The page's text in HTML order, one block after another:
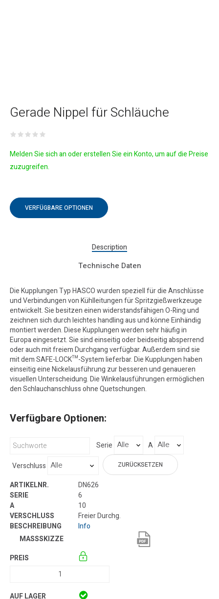
Gerade Nippel für Schläuche
Melden Sie sich an oder erstellen Sie ein Konto, um auf die Preise
zuzugreifen.
VERFÜGBARE OPTIONEN
Description
Technische Daten
Die Kupplungen Typ HASCO wurden speziell für die Anschlüsse
und Verbindungen von Kühlleitungen für Spritzgießwerkzeuge
entwickelt. Sie besitzen einen widerstandsfähigen O-Ring und
zeichnen sich durch leichtes handling aus und könne Einhändig
montiert werden. Diese Kupplungen werden sehr häufig in
Europa eingesetzt. Sie sind einseitig oder beidseitig absperrend
oder auch mit freiem Durchgang verfügbar. Außerdem sind sie
mit dem SAFE-LOCK™-System lieferbar. Die Kupplungen haben
einseitig eine Nickelausführung zur besseren und genaueren
visuellen Unterscheidung. Die Winkelausführungen ermöglichen
den Schlauchanschluss ohne Quetschungen.
Verfügbare Optionen:
Serie
A
Verschluss
ZURÜCKSETZEN
DN626
6
10
Freier Durchg.
Info